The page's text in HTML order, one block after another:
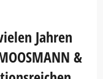
Jahren
&